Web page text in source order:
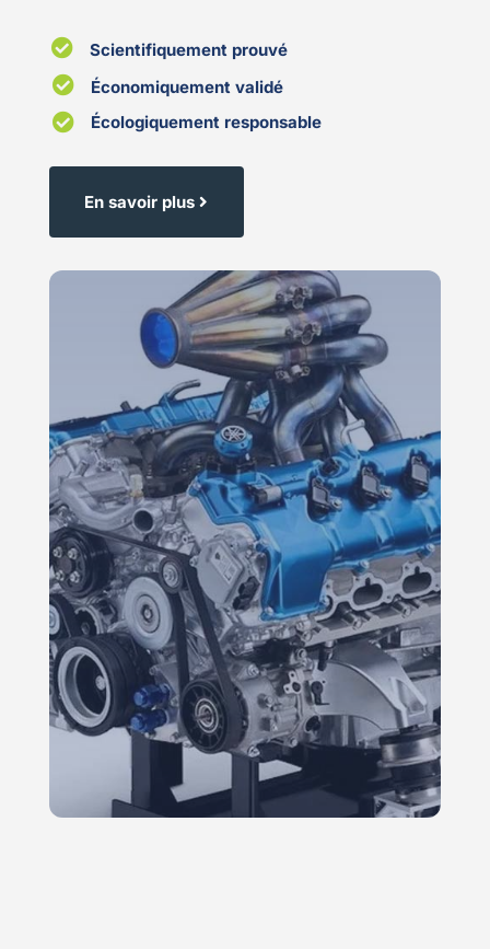
 Scientifiquement prouvé
 Économiquement validé
 Écologiquement responsable
En savoir plus